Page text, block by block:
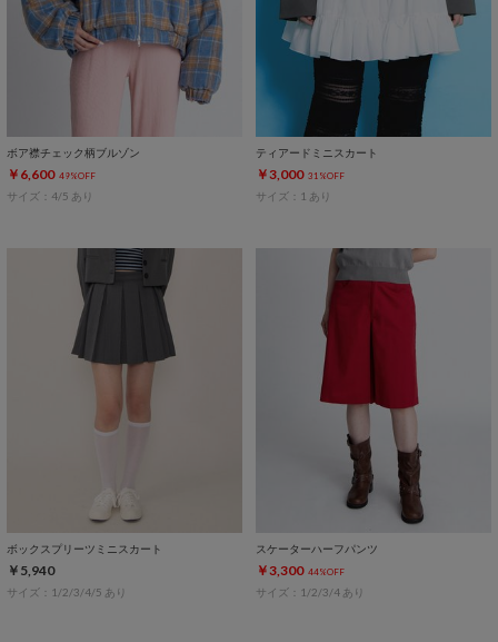
ボア襟チェック柄ブルゾン
￥6,600 49%OFF
サイズ：4/5 あり
ティアードミニスカート
￥3,000 31%OFF
サイズ：1 あり
ボックスプリーツミニスカート
￥5,940
サイズ：1/2/3/4/5 あり
スケーターハーフパンツ
￥3,300 44%OFF
サイズ：1/2/3/4 あり